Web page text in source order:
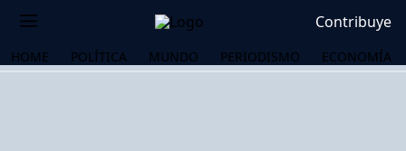
Contribuye
HOME POLÍTICA MUNDO PERIODISMO ECONOMÍA